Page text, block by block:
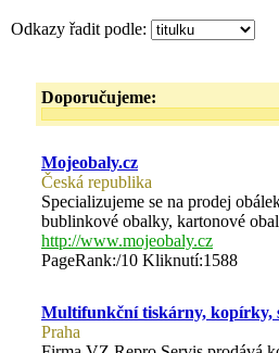
Odkazy řadit podle:
Doporučujeme:
Mojeobaly.cz
Česká republika
Specializujeme se na prodej
bublinkové obalky, kartonové
http://www.mojeobaly.cz
PageRank:/10 Kliknutí:1588
Multifunkční tiskárny, kopírky,
Praha